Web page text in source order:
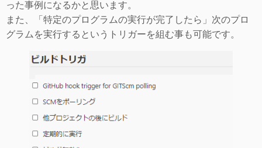
った事例になるかと思います。
また、「特定のプログラムの実行が完了したら」次のプロ
グラムを実行するというトリガーを組む事も可能です。